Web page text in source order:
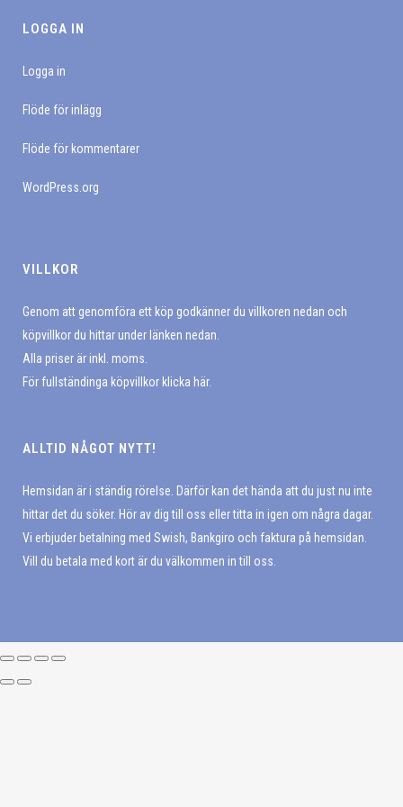
LOGGA IN
Logga in
Flöde för inlägg
Flöde för kommentarer
WordPress.org
VILLKOR
Genom att genomföra ett köp godkänner du villkoren nedan och
köpvillkor du hittar under länken nedan.
Alla priser är inkl. moms.
För fullständinga köpvillkor klicka här.
ALLTID NÅGOT NYTT!
Hemsidan är i ständig rörelse. Därför kan det hända att du just nu inte
hittar det du söker. Hör av dig till oss eller titta in igen om några dagar.
Vi erbjuder betalning med Swish, Bankgiro och faktura på hemsidan.
Vill du betala med kort är du välkommen in till oss.